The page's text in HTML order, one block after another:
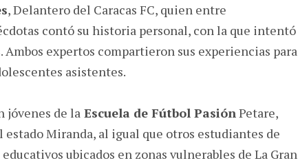
, Delantero del Caracas FC, quien entre
contó su historia personal, con la que intentó
Ambos expertos compartieron sus experiencias para
asistentes.
jóvenes de la Escuela de Fútbol PasiónPetare,
Miranda, al igual que otros estudiantes de
ubicados en zonas vulnerables de La Gran